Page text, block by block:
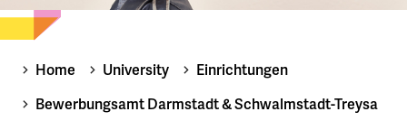
Home University
Einrichtungen
Bewerbungsamt Darmstadt & Schwalmstadt-Treysa